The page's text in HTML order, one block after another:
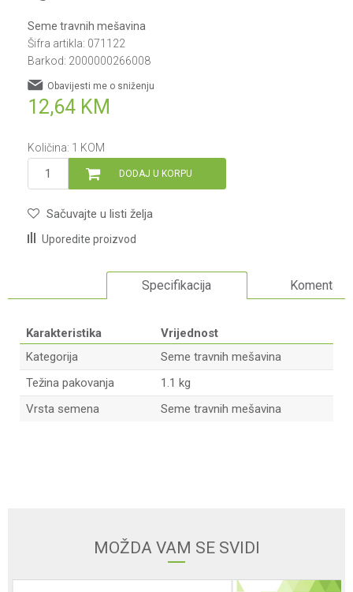
Seme travnih mešavina
Šifra artikla: 071122
Barkod: 2000000266008
12,64 KM
Obavijesti me o sniženju
Količina: 1 KOM
DODAJ U KORPU
Sačuvajte u listi želja
Uporedite proizvod
Specifikacija Komentari
Karakteristika
Vrijednost
Kategorija
Seme travnih mešavina
Težina pakovanja
1.1 kg
Vrsta semena
Seme travnih mešavina
MOŽDA VAM SE SVIDI